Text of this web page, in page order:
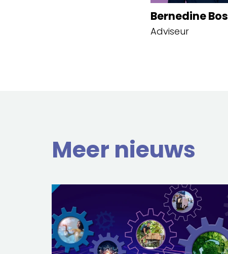
Bernedine Bos
Adviseur
Meer nieuws